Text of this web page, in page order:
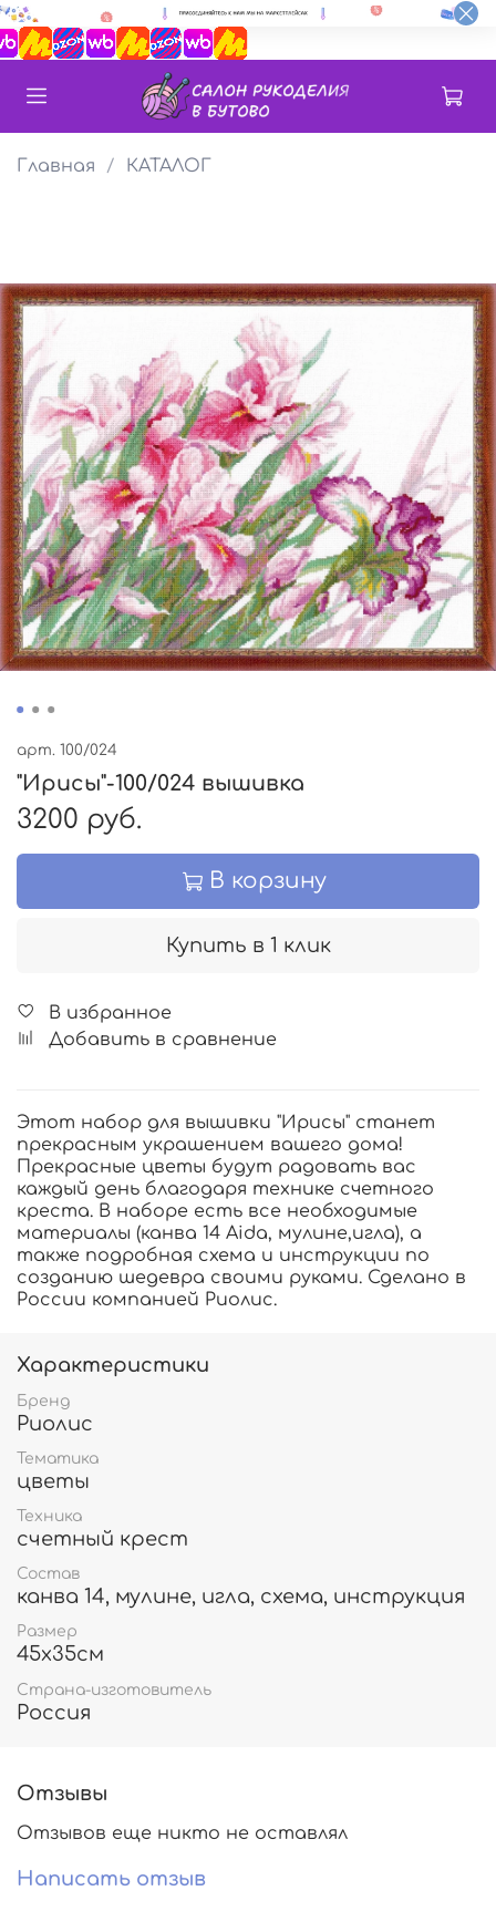
Главная КАТАЛОГ
арт. 100/024
"Ирисы"-100/024 вышивка
3200 руб.
В корзину
Купить в 1 клик
В избранное
Добавить в сравнение
Этот набор для вышивки "Ирисы" станет
прекрасным украшением вашего дома!
Прекрасные цветы будут радовать вас
каждый день благодаря технике счетного
креста. В наборе есть все необходимые
материалы (канва 14 Aida, мулине,игла), а
также подробная схема и инструкции по
созданию шедевра своими руками. Сделано в
России компанией Риолис.
Характеристики
Бренд
Риолис
Тематика
цветы
Техника
счетный крест
Состав
канва 14, мулине, игла, схема, инструкция
Размер
45х35см
Страна-изготовитель
Россия
Отзывы
Отзывов еще никто не оставлял
Написать отзыв